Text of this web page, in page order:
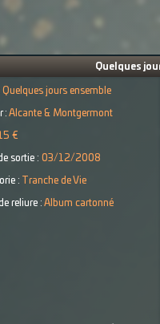
Quelques
Quelques jours ensemble
: Alcante & Montgermont
15 €
sortie : 03/12/2008
: Tranche de Vie
reliure : Album cartonné